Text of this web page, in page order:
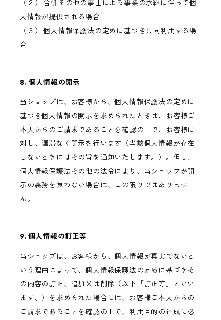
（２） 合併その他の事由による事業の承継に伴って個
人情報が提供される場合
（３） 個人情報保護法の定めに基づき共同利用する場
合
8. 個人情報の開示
当ショップは、お客様から、個人情報保護法の定めに
基づき個人情報の開示を求められたときは、お客様ご
本人からのご請求であることを確認の上で、お客様に
対し、遅滞なく開示を行います（当該個人情報が存在
しないときにはその旨を通知いたします。）。但し、
個人情報保護法その他の法令により、当ショップが開
示の義務を負わない場合は、この限りではありませ
ん。
9. 個人情報の訂正等
当ショップは、お客様から、個人情報が真実でないと
いう理由によって、個人情報保護法の定めに基づきそ
の内容の訂正、追加又は削除（以下「訂正等」といい
ます。）を求められた場合には、お客様ご本人からの
ご請求であることを確認の上で、利用目的の達成に必